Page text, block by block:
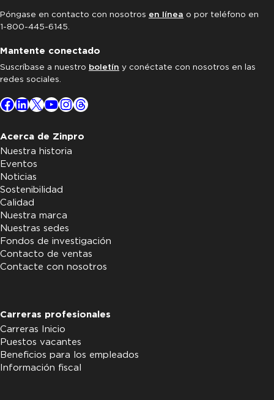
Póngase en contacto con nosotros en línea o por teléfono en
1-800-445-6145.
Mantente conectado
Suscríbase a nuestro boletín y conéctate con nosotros en las
redes sociales.
Facebook
LinkedIn
X YouTube
Instagram
Threads
Acerca de Zinpro
Nuestra historia
Eventos
Noticias
Sostenibilidad
Calidad
Nuestra marca
Nuestras sedes
Fondos de investigación
Contacto de ventas
Contacte con nosotros
Carreras profesionales
Carreras Inicio
Puestos vacantes
Beneficios para los empleados
Información fiscal